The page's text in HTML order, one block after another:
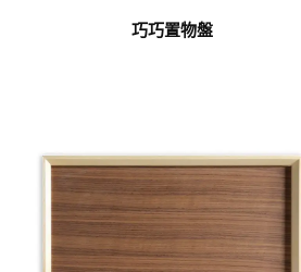
巧巧置物盤